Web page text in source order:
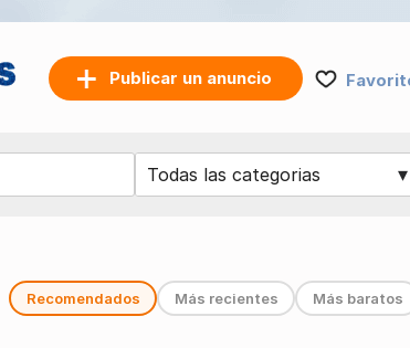
Publicar un anuncio
Recomendados Más recientes Más baratos